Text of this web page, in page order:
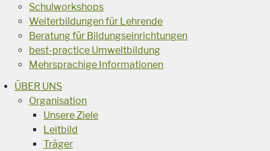
Schulworkshops
Weiterbildungen für Lehrende
Beratung für Bildungseinrichtungen
best-practice Umweltbildung
Mehrsprachige Informationen
ÜBER UNS
Organisation
Unsere Ziele
Leitbild
Träger